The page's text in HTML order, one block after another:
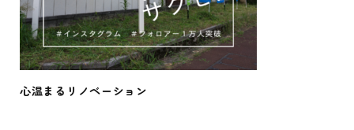
心温まるリノベーション